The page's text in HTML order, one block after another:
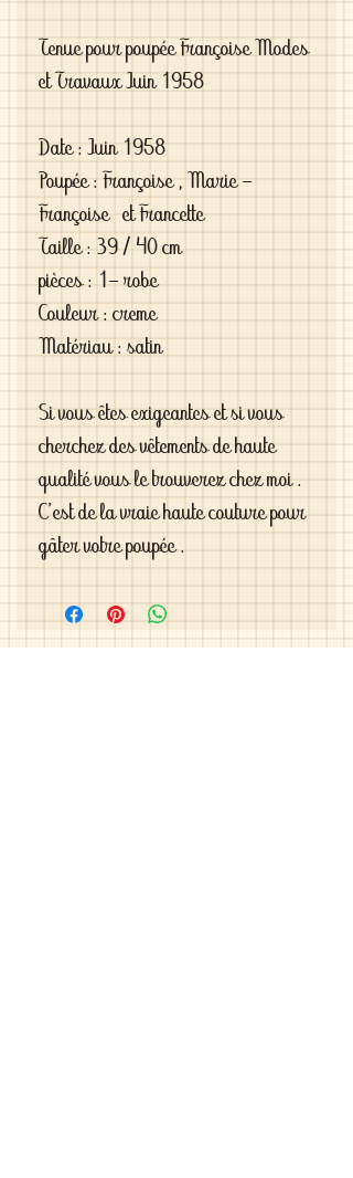
Tenue pour poupée Françoise Modes
et Travaux Juin 1958
Date : Juin 1958
Poupée : Françoise , Marie -
Françoise et Francette
Taille : 39 / 40 cm
pièces : 1- robe
Couleur : creme
Matériau : satin
Si vous êtes exigeantes et si vous
cherchez des vêtements de haute
qualité vous le trouverez chez moi .
C'est de la vraie haute couture pour
gâter votre poupée .